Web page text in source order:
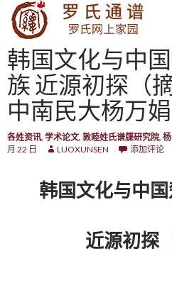
SKIP TO CONTENT
韩国文化与中
族 近源初探（
中南民大杨万娟
各姓资讯, 学术论文, 敦睦姓氏谱牒研究院,
月 22 日
LUOXUNSEN 添加评论
韩国文化与中
近源初探